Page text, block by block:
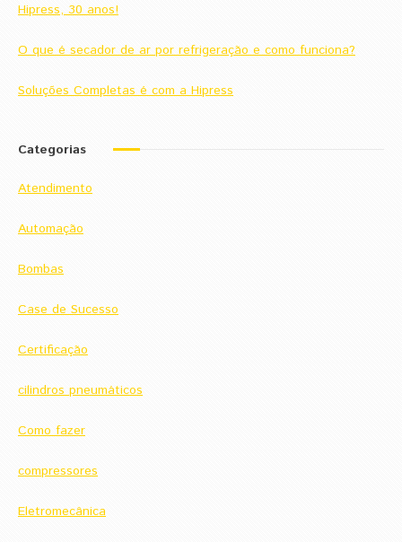
Hipress, 30 anos!
O que é secador de ar por refrigeração e como funciona?
Soluções Completas é com a Hipress
Categorias
Atendimento
Automação
Bombas
Case de Sucesso
Certificação
cilindros pneumáticos
Como fazer
compressores
Eletromecânica